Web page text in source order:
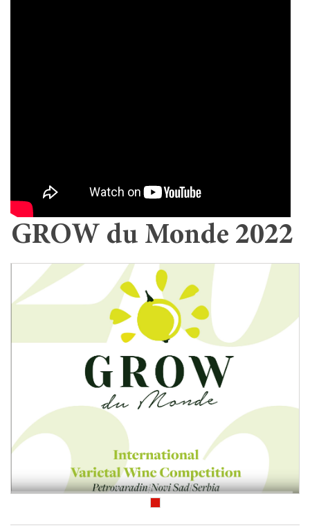
GROW du Monde 2022